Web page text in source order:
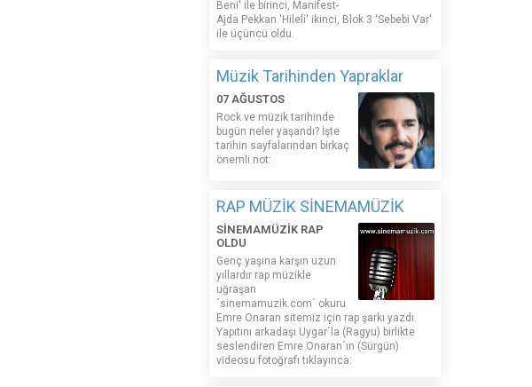
Beni' ile birinci, Manifest-
Ajda Pekkan 'Hileli' ikinci, Blok 3 'Sebebi Var'
ile üçüncü oldu.
Müzik Tarihinden Yapraklar
07 AĞUSTOS
Rock ve müzik tarihinde
bugün neler yaşandı? İşte
tarihin sayfalarından birkaç
önemli not:
RAP MÜZİK SİNEMAMÜZİK
SİNEMAMÜZİK RAP
OLDU
Genç yaşına karşın uzun
yıllardır rap müzikle
uğraşan
´sinemamuzik.com´ okuru
Emre Onaran sitemiz için rap şarkı yazdı.
Yapıtını arkadaşı Uygar´la (Ragyu) birlikte
seslendiren Emre Onaran´ın (Sürgün)
videosu fotoğrafı tıklayınca: